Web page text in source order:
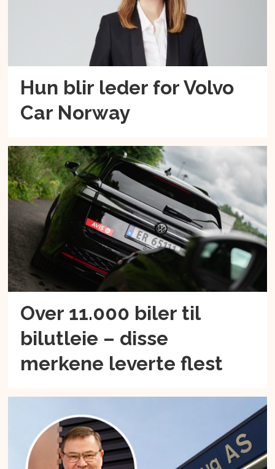
Hun blir leder for Volvo
Car Norway
Over 11.000 biler til
bilutleie – disse
merkene leverte flest